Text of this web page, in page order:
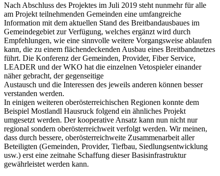
Nach Abschluss des Projektes im Juli 2019 steht nunmehr für alle
am Projekt teilnehmenden Gemeinden eine umfangreiche
Information mit dem aktuellen Stand des Breitbandausbaues im
Gemeindegebiet zur Verfügung, welches ergänzt wird durch
Empfehlungen, wie eine sinnvolle weitere Vorgangsweise ablaufen
kann, die zu einem flächendeckenden Ausbau eines Breitbandnetzes
führt. Die Konferenz der Gemeinden, Provider, Fiber Service,
LEADER und der WKO hat die einzelnen Vetospieler einander
näher gebracht, der gegenseitige
Austausch und die Interessen des jeweils anderen können besser
verstanden werden.
In einigen weiteren oberösterreichischen Regionen konnte dem
Beispiel Mostlandl Hausruck folgend ein ähnliches Projekt
umgesetzt werden. Der kooperative Ansatz kann nun nicht nur
regional sondern oberösterreichweit verfolgt werden. Wir meinen,
dass durch bessere, oberösterreichweite Zusammenarbeit aller
Beteiligten (Gemeinden, Provider, Tiefbau, Siedlungsentwicklung
usw.) erst eine zeitnahe Schaffung dieser Basisinfrastruktur
gewährleistet werden kann.